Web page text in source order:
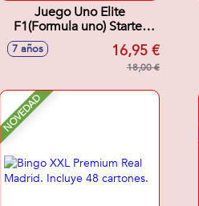
Juego Uno Elite
F1(Formula uno) Starter
Pack. (Incluye Cartas
Metalizadas,Exclusivas y 4
7 años 16,95 €
18,00 €
NOVEDAD